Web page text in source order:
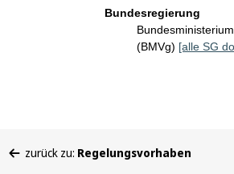
Bundesregierung
(BMVg) [alle SG
befinden
zurück zu: Regelungsvorhaben